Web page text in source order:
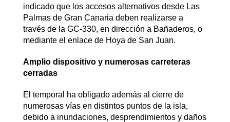
indicado que los accesos alternativos desde Las
Palmas de Gran Canaria deben realizarse a
través de la GC-330, en dirección a Bañaderos, o
mediante el enlace de Hoya de San Juan.
Amplio dispositivo y numerosas carreteras
cerradas
El temporal ha obligado además al cierre de
numerosas vías en distintos puntos de la isla,
debido a inundaciones, desprendimientos y daños